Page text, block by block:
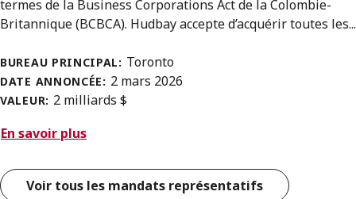
termes de la Business Corporations Act de la Colombie-
Britannique (BCBCA). Hudbay accepte d’acquérir toutes les...
BUREAU PRINCIPAL: Toronto
DATE ANNONCÉE: 2 mars 2026
VALEUR: 2 milliards $
En savoir plus
Voir tous les mandats représentatifs